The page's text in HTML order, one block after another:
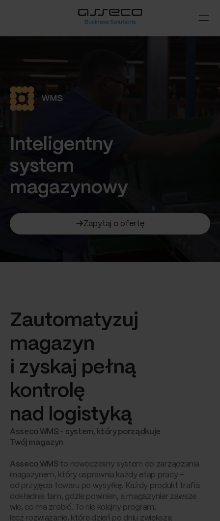
Inteligentny
system
magazynowy
Zapytaj o ofertę
Zautomatyzuj
magazyn
i zyskaj pełną
kontrolę
nad logistyką
Asseco WMS – system, który porządkuje
Twój magazyn
Asseco WMSto nowoczesny system do zarządzania
magazynem, który usprawnia każdy etap pracy –
od przyjęcia towaru po wysyłkę. Każdy produkt trafia
dokładnie tam, gdzie powinien, a magazynier zawsze
wie, co ma zrobić. To nie kolejny program,
lecz rozwiązanie, które dzień po dniu zwiększa